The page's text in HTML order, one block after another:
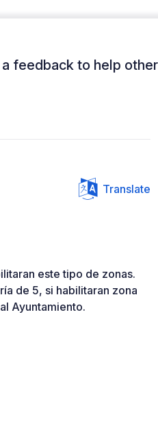
feedback to help
Translate
este tipo de zonas.
de 5, si habilitaran zona
Ayuntamiento.